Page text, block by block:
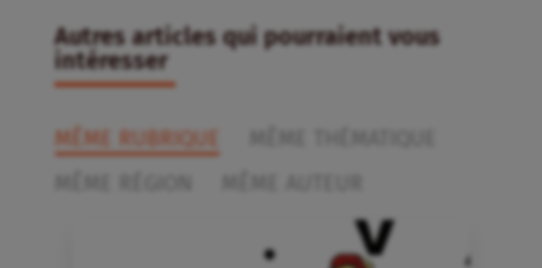
Autres articles qui pourraient vous
intéresser
MÊME RUBRIQUE